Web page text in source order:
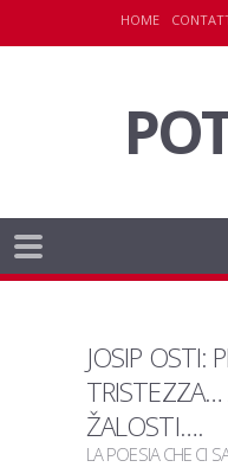
HOME
JOSIP OSTI:
TRISTEZZA…
ŽALOSTI….
LA POESIA CHE CI